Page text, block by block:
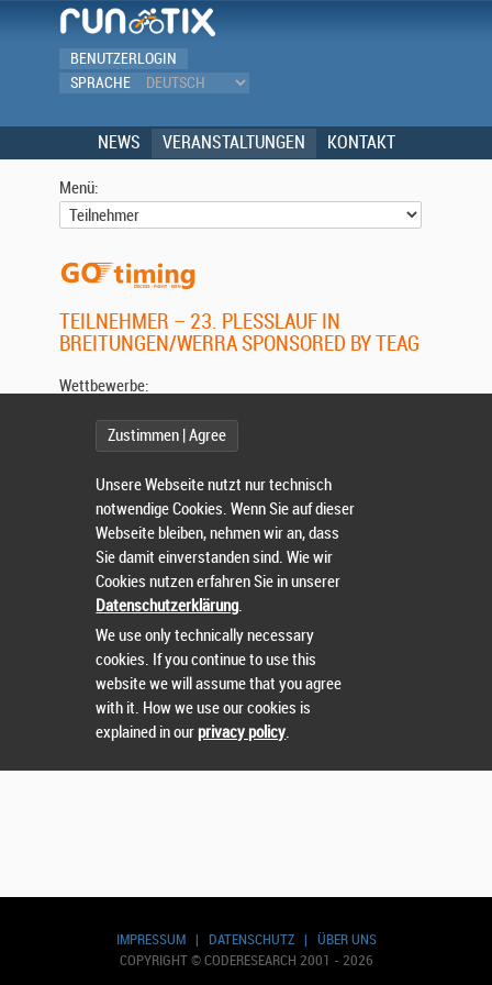
BENUTZERLOGIN
SPRACHE
NEWS VERANSTALTUNGEN KONTAKT
Menü:
TEILNEHMER – 23. PLESSLAUF IN B
REITUNGEN/WERRA SPONSORED BY TEAG
IMPRESSUM| DATENSCHUTZ| ÜBER UNS
COPYRIGHT © CODERESEARCH 2001 - 2026
Wettbewerbe:
Suchen
Zustimmen | Agree
Unsere Webseite nutzt nur technisch
notwendige Cookies. Wenn Sie auf dieser
Webseite bleiben, nehmen wir an, dass
Sie damit einverstanden sind. Wie wir
Cookies nutzen erfahren Sie in unserer
Datenschutzerklärung.
We use only technically necessary
cookies. If you continue to use this
website we will assume that you agree
with it. How we use our cookies is
explained in ourprivacy policy.